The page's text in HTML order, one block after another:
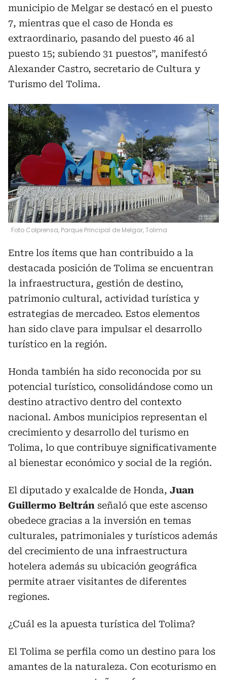
municipio de Melgar se destacó en el puesto
7, mientras que el caso de Honda es
extraordinario, pasando del puesto 46 al
puesto 15; subiendo 31 puestos”, manifestó
Alexander Castro, secretario de Cultura y
Turismo del Tolima.
Foto Colprensa, Parque Principal de Melgar, Tolima
Entre los ítems que han contribuido a la
destacada posición de Tolima se encuentran
la infraestructura, gestión de destino,
patrimonio cultural, actividad turística y
estrategias de mercadeo. Estos elementos
han sido clave para impulsar el desarrollo
turístico en la región.
Honda también ha sido reconocida por su
potencial turístico, consolidándose como un
destino atractivo dentro del contexto
nacional. Ambos municipios representan el
crecimiento y desarrollo del turismo en
Tolima, lo que contribuye significativamente
al bienestar económico y social de la región.
El diputado y exalcalde de Honda, Juan
Guillermo Beltrán señaló que este ascenso
obedece gracias a la inversión en temas
culturales, patrimoniales y turísticos además
del crecimiento de una infraestructura
hotelera además su ubicación geográfica
permite atraer visitantes de diferentes
regiones.
¿Cuál es la apuesta turística del Tolima?
El Tolima se perfila como un destino para los
amantes de la naturaleza. Con ecoturismo en